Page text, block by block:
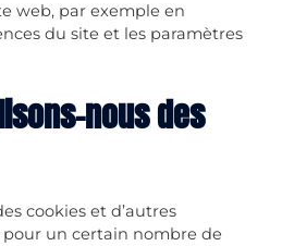
web, par exemple en
du site et les paramètres
nous des
cookies et d’autres
un certain nombre de